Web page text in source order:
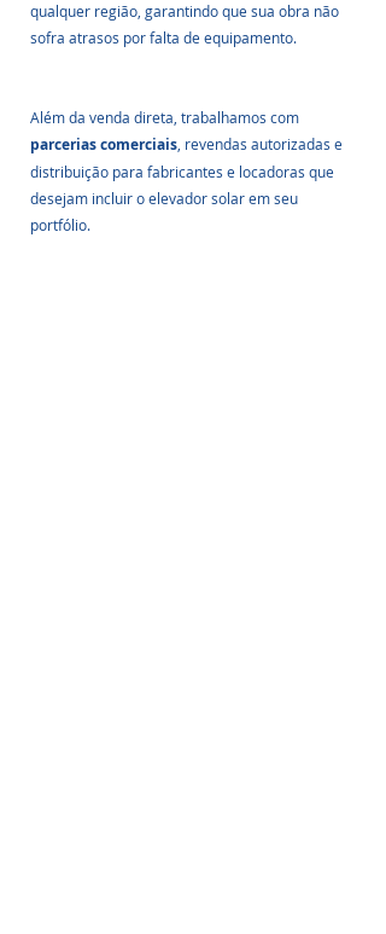
qualquer região, garantindo que sua obra não
sofra atrasos por falta de equipamento.
Além da venda direta, trabalhamos com
parcerias comerciais, revendas autorizadas e
distribuição para fabricantes e locadoras que
desejam incluir o elevador solar em seu
portfólio.